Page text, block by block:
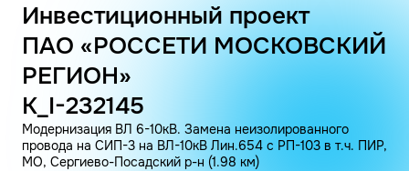
Инвестиционный проект
ПАО «РОССЕТИ МОСКОВСКИЙ
РЕГИОН»
K_I-232145
Модернизация ВЛ 6-10кВ. Замена неизолированного
провода на СИП-3 на ВЛ-10кВ Лин.654 с РП-103 в т.ч. ПИР,
МО, Сергиево-Посадский р-н (1.98 км)